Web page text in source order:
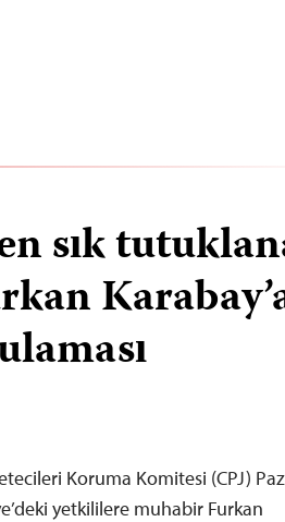
sık
Koruma Komitesi (CPJ)
yetkililere muhabir Furkan